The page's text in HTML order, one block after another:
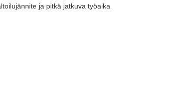
ja pitkä jatkuva työaika